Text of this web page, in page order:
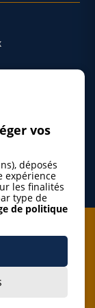
la
vos
déposés
expérience
les finalités
type de
de politique